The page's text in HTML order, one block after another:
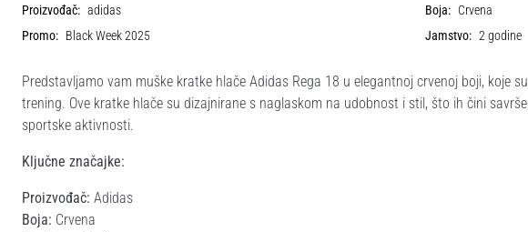
Proizvođač: adidas Boja: Crvena
Promo: Black Week 2025 Jamstvo: 2 godine
Predstavljamo vam muške kratke hlače Adidas Rega 18 u elegantnoj crvenoj boji, koje
trening. Ove kratke hlače su dizajnirane s naglaskom na udobnost i stil, što ih čini
sportske aktivnosti.
Ključne značajke:
Proizvođač: Adidas
Boja: Crvena